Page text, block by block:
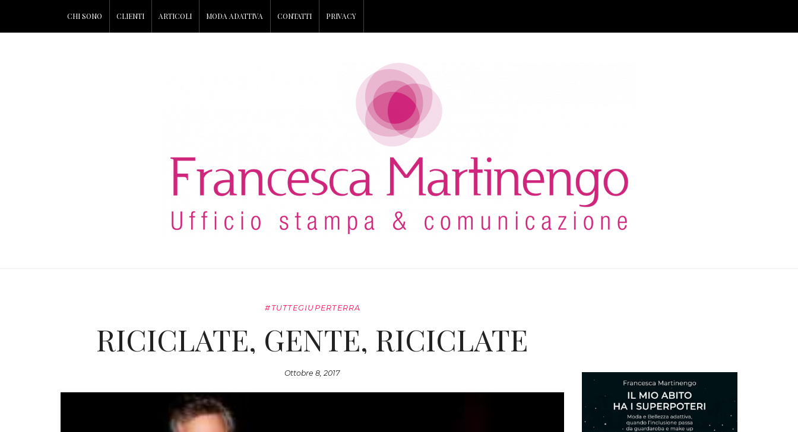
CHI SONO CLIENTI ARTICOLI MODA ADATTIVA CONTATTI PRIVACY
#TUTTEGIUPERTERRA
RICICLATE, GENTE, RICICLATE
Ottobre 8, 2017